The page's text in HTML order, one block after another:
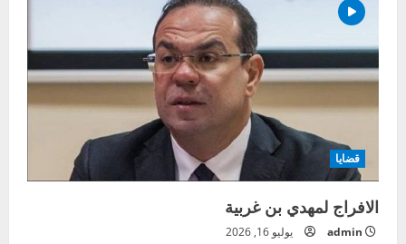
قضايا
الافراج لمهدي بن غربية
admin يوليو 16, 2026